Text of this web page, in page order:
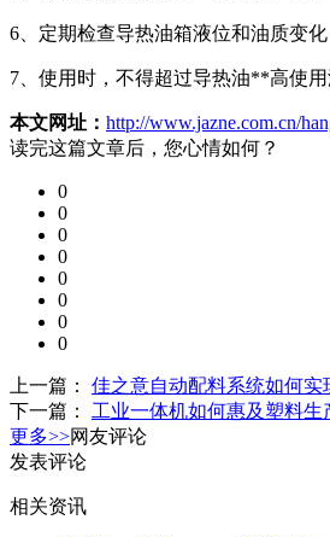
6、定期检查导热油箱液位和油质变化
7、使用时，不得超过导热油**高使用
本文网址： http://www.jazne.com.cn/
读完这篇文章后，您心情如何？
0
0
0
0
0
0
0
0
上一篇： 佳之意自动配料系统如何实
下一篇： 工业一体机如何惠及塑料生
更多>>网友评论
发表评论
相关资讯